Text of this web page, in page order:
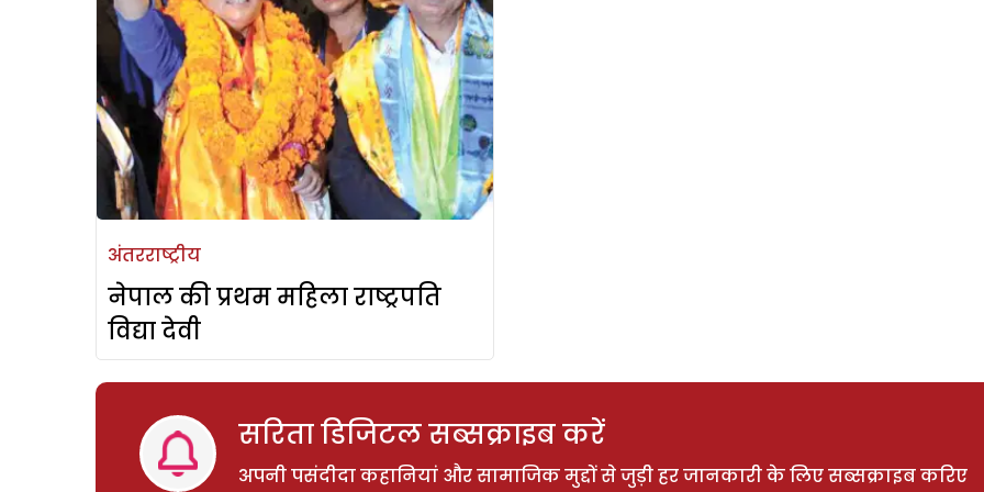
अंतरराष्ट्रीय
नेपाल की प्रथम महिला राष्ट्रपति
विद्या देवी
सरिता डिजिटल सब्सक्राइब करें
अपनी पसंदीदा कहानियां और सामाजिक मुद्दों से जुड़ी हर जानकारी के लिए सब्सक्राइब करिए